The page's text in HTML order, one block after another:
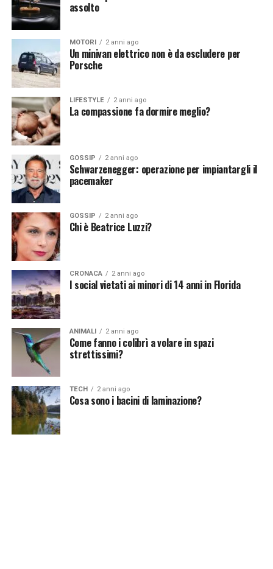
Vuoi essere sempre aggiornato e ricevere le principali
notizie del giorno? Iscriviti alla nostra Newsletter
Vuoi essere sempre aggiornato e ricevere le principali
notizie del giorno? Iscriviti alla nostra Newsletter
assolto
MOTORI 2 anni ago
Un minivan elettrico non è da escludere per
Porsche
LIFESTYLE 2 anni ago
La compassione fa dormire meglio?
GOSSIP 2 anni ago
Schwarzenegger: operazione per impiantargli il
pacemaker
GOSSIP 2 anni ago
Chi è Beatrice Luzzi?
CRONACA 2 anni ago
I social vietati ai minori di 14 anni in Florida
ANIMALI 2 anni ago
Come fanno i colibrì a volare in spazi
strettissimi?
TECH 2 anni ago
Cosa sono i bacini di laminazione?